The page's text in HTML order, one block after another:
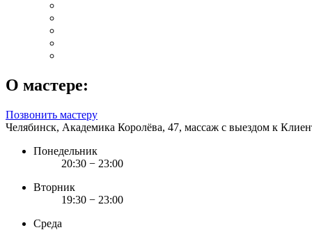
О мастере:
Позвонить мастеру
Челябинск, Академика Королёва, 47, массаж с выездом к
Понедельник
20:30 − 23:00
Вторник
19:30 − 23:00
Среда